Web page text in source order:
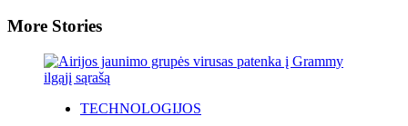
More Stories
TECHNOLOGIJOS